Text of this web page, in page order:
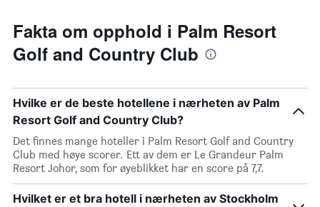
Fakta om opphold i Palm Resort
Golf and Country Club
Hvilke er de beste hotellene i nærheten av Palm
Resort Golf and Country Club?
Det finnes mange hoteller i Palm Resort Golf and Country
Club med høye scorer. Ett av dem er Le Grandeur Palm
Resort Johor, som for øyeblikket har en score på 7,7.
Hvilket er et bra hotell i nærheten av Stockholm